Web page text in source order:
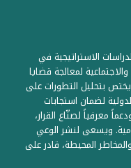
الاستراتيجية في
لمعالجة قضايا
يختص بتحليل التطورات على
لضمان استجابات
معرفياً لصنّاع القرار،
ويسعى لنشر الوعي
المحيطة، قادر على